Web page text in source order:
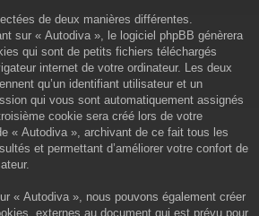
de deux manières différentes.
sur « Autodiva », le logiciel phpBB génèrera
qui sont de petits fichiers téléchargés
internet de votre ordinateur. Les deux
qu’un identifiant utilisateur et un
qui vous sont automatiquement assignés
cookie sera créé lors de votre
« Autodiva », archivant de ce fait tous les
et permettant d’améliorer votre confort de
« Autodiva », nous pouvons également créer
externes au document qui est prévu pour